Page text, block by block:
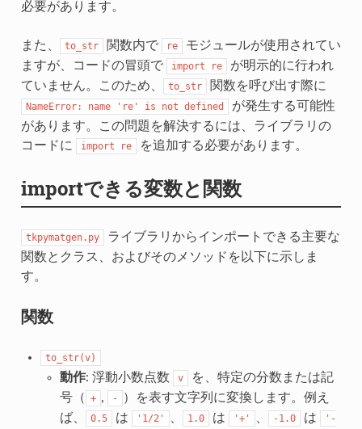
必要があります。
また、 to_str 関数内で re
モジュールが使用されてい
ますが、コードの冒頭で
import re
が明示的に行われ
ていません。このため、
to_str 関数を呼び出す際に
NameError: name 're' is not defined
が発生する可能性
があります。この問題を解決するには、ライブラリの
コードに
import re を追加する必要があります。
importできる変数と関数
tkpymatgen.py
ライブラリからインポートできる主要な
関数とクラス、およびそのメソッドを以下に示しま
す。
関数
to_str(v)
動作: 浮動小数点数 v
を、特定の分数または記
号（ + , -
）を表す文字列に変換します。例え
ば、
0.5 は '1/2' 1.0 は '+' -1.0 は
'-